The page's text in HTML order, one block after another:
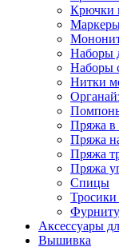
Крючки
Маркеры
Наборы
Наборы
Нитки
Пряжа в
Пряжа
Пряжа
Пряжа
Спицы
Аксессуары
Вышивка